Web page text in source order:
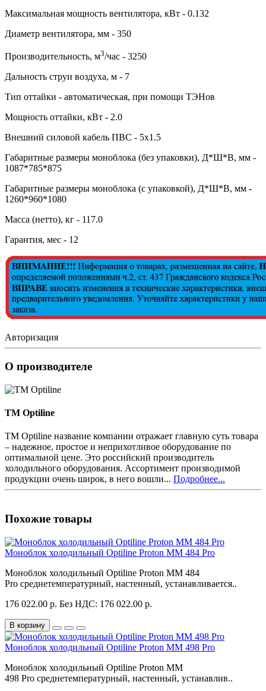
Максимальная мощность вентилятора, кВт - 0.132
Диаметр вентилятора, мм - 350
Производительность, м3/час - 3250
Дальность струи воздуха, м - 7
Тип оттайки - автоматическая, при помощи ТЭНов
Мощность оттайки, кВт - 2.0
Внешний силовой кабель ПВС - 5х1.5
Габаритные размеры моноблока (без упаковки), Д*Ш*В, мм -
1087*785*875
Габаритные размеры моноблока (с упаковкой), Д*Ш*В, мм -
1260*960*1080
Масса (нетто), кг - 117.0
Гарантия, мес - 12
Авторизация
О производителе
TM Optiline
TM Optiline название компании отражает главную суть товара
– надежное, простое и неприхотливое оборудование по
оптимальной цене. Это российский производитель
холодильного оборудования. Ассортимент производимой
продукции очень широк, в него вошли... Подробнее...
Похожие товары
Моноблок холодильный Optiline Proton MM 484 Pro
Моноблок холодильный Optiline Proton MM 484
Pro среднетемпературный, настенный, устанавливается..
176 022.00 р. Без НДС: 176 022.00 р.
В корзину
Моноблок холодильный Optiline Proton MM 498 Pro
Моноблок холодильный Optiline Proton MM
498 Pro среднетемпературный, настенный, устанавлив..